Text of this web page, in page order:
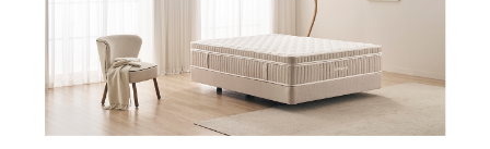
AH-12H6050 | 27,900
AP-16H7150 | 36,900